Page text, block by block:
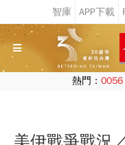
熱門： 0056